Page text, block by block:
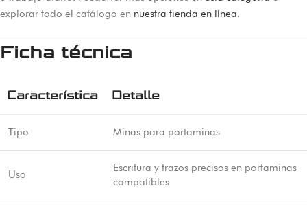
explorar todo el catálogo en nuestra tienda en línea.
Ficha técnica
Característica Detalle
Tipo Minas para portaminas
Uso
Escritura y trazos precisos en portaminas
compatibles